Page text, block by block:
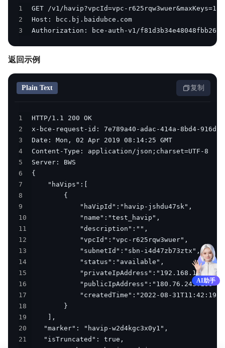
1
2
3
Authorization: bce-auth-v1/
返回示例
Plain Text 复制
1
2
3
4
5
6
7
8
9
10
11
12
13
14
15
16
17
18
19
20
21
AI助手